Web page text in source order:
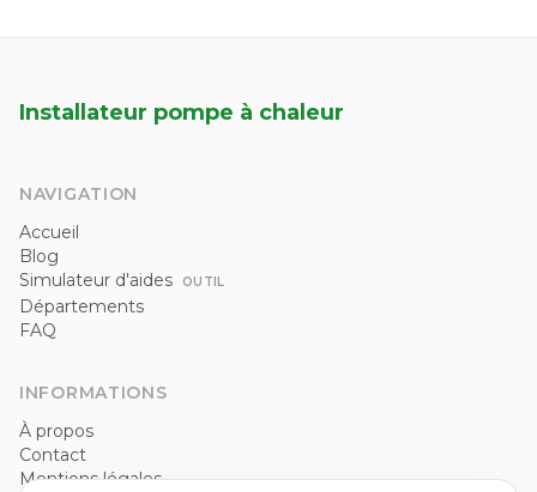
Installateur pompe à chaleur
NAVIGATION
Accueil
Blog
Simulateur d'aides
OUTIL
Départements
FAQ
INFORMATIONS
À propos
Contact
Mentions légales